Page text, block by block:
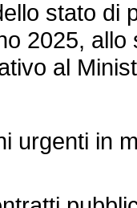
stato di
2025,
al
urgenti in